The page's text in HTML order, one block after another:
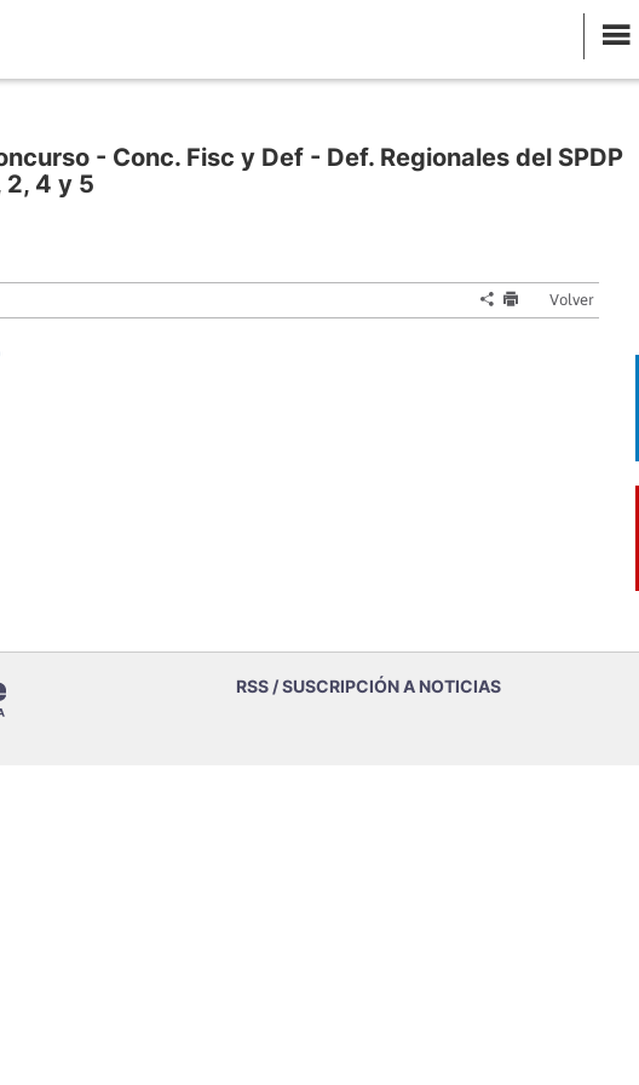
- Conc. Fisc y Def - Def. Regionales del SPDP
2, 4 y 5
Volver
RSS / SUSCRIPCIÓN A NOTICIAS